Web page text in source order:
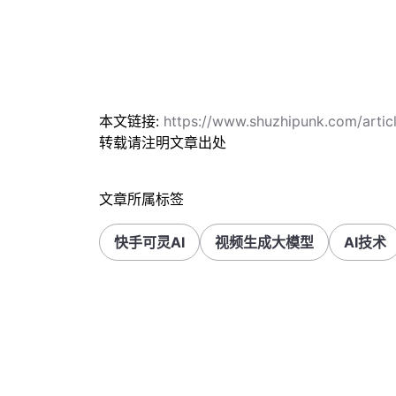
本文链接: https://www.shuzhipunk.com/
转载请注明文章出处
文章所属标签
快手可灵AI 视频生成大模型 AI技术